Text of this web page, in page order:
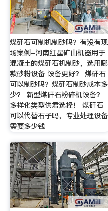
煤矸石可制机制砂吗？有没有现
场案例-河南红星矿山机器用于
混凝土的煤矸石机制砂，选用哪
款砂粉设备 设备更好？ 煤矸石
可以制砂吗？煤矸石制砂成本多
少？ 新型煤矸石粉碎机设备？
多样化类型供君选择！ 煤矸石
可以代替石子吗，专业处理设备
需要多少钱